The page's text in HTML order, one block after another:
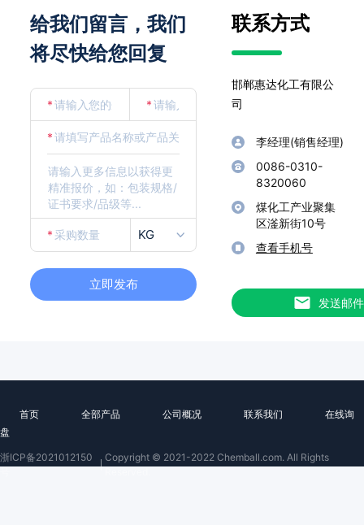
给我们留言，我们
将尽快给您回复
* *
*
* KG
立即发布
联系方式
邯郸惠达化工有限公
司
李经理(销售经理)
0086-0310-
8320060
煤化工产业聚集
区滏新街10号
查看手机号
发送邮件
首页 全部产品 公司概况 联系我们
在线询
盘
浙ICP备2021012150
Copyright © 2021-2022 Chemball.com. All Rights